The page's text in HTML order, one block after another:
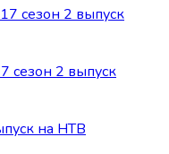
сезон 2 выпуск
сезон 2 выпуск
на НТВ